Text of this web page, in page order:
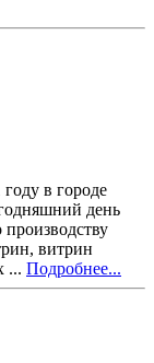
в городе
день
витрин
... Подробнее...